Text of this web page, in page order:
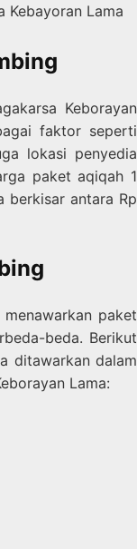
Kebayoran Lama
Keborayan
faktor seperti
lokasi penyedia
paket aqiqah 1
berkisar antara Rp
paket
beda. Berikut
ditawarkan dalam
Lama: